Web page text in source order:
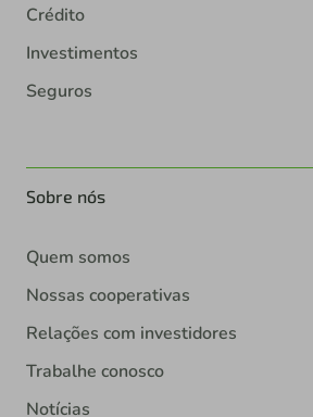
Crédito
Investimentos
Seguros
Sobre nós
Quem somos
Nossas cooperativas
Relações com investidores
Trabalhe conosco
Notícias